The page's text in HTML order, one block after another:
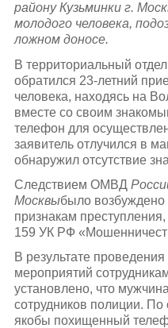
району Кузьминки г.
молодого человека,
ложном доносе.
В территориальный
обратился 23-летний
человека, находясь на
вместе со своим
телефон для
заявитель отлучился в
обнаружил отсутствие
Следствием ОМВД
Москвыбыло возбуждено
признакам
159 УК РФ
В результате
мероприятий
установлено, что
сотрудников полиции.
якобы похищенный